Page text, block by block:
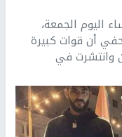
اليوم الجمعة،
أن قوات كبيرة
وانتشرت في